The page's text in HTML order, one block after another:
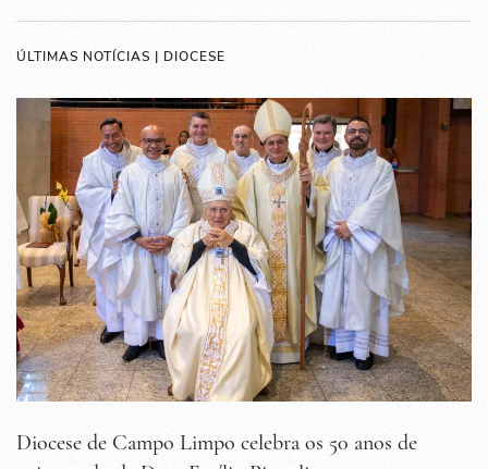
ÚLTIMAS NOTÍCIAS | DIOCESE
Diocese de Campo Limpo celebra os 50 anos de